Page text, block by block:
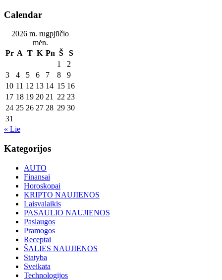
Calendar
2026 m. rugpjūčio
mėn.
Pr A T K Pn Š
S
1
2
3
4 5 6 7 8
9
10 11 12 13 14 15 16
17 18 19 20 21 22 23
24 25 26 27 28 29 30
31
« Lie
Kategorijos
AUTO
Finansai
Horoskopai
KRIPTO NAUJIENOS
Laisvalaikis
PASAULIO NAUJIENOS
Paslaugos
Pramogos
Receptai
ŠALIES NAUJIENOS
Statyba
Sveikata
Technologijos